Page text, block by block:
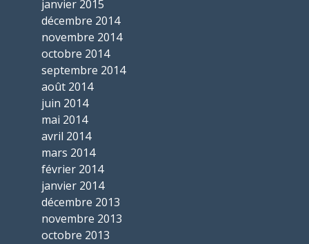
janvier 2015
décembre 2014
novembre 2014
octobre 2014
septembre 2014
août 2014
juin 2014
mai 2014
avril 2014
mars 2014
février 2014
janvier 2014
décembre 2013
novembre 2013
octobre 2013